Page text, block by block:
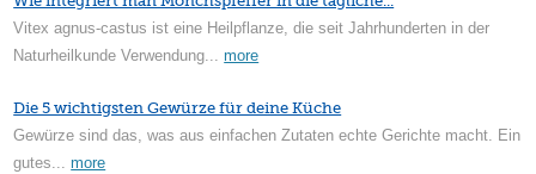
Vitex agnus-castus ist eine Heilpflanze, die seit Jahrhunderten in der
Naturheilkunde Verwendung...more
Die 5 wichtigsten Gewürze für deine Küche
Gewürze sind das, was aus einfachen Zutaten echte Gerichte macht. Ein
gutes...more